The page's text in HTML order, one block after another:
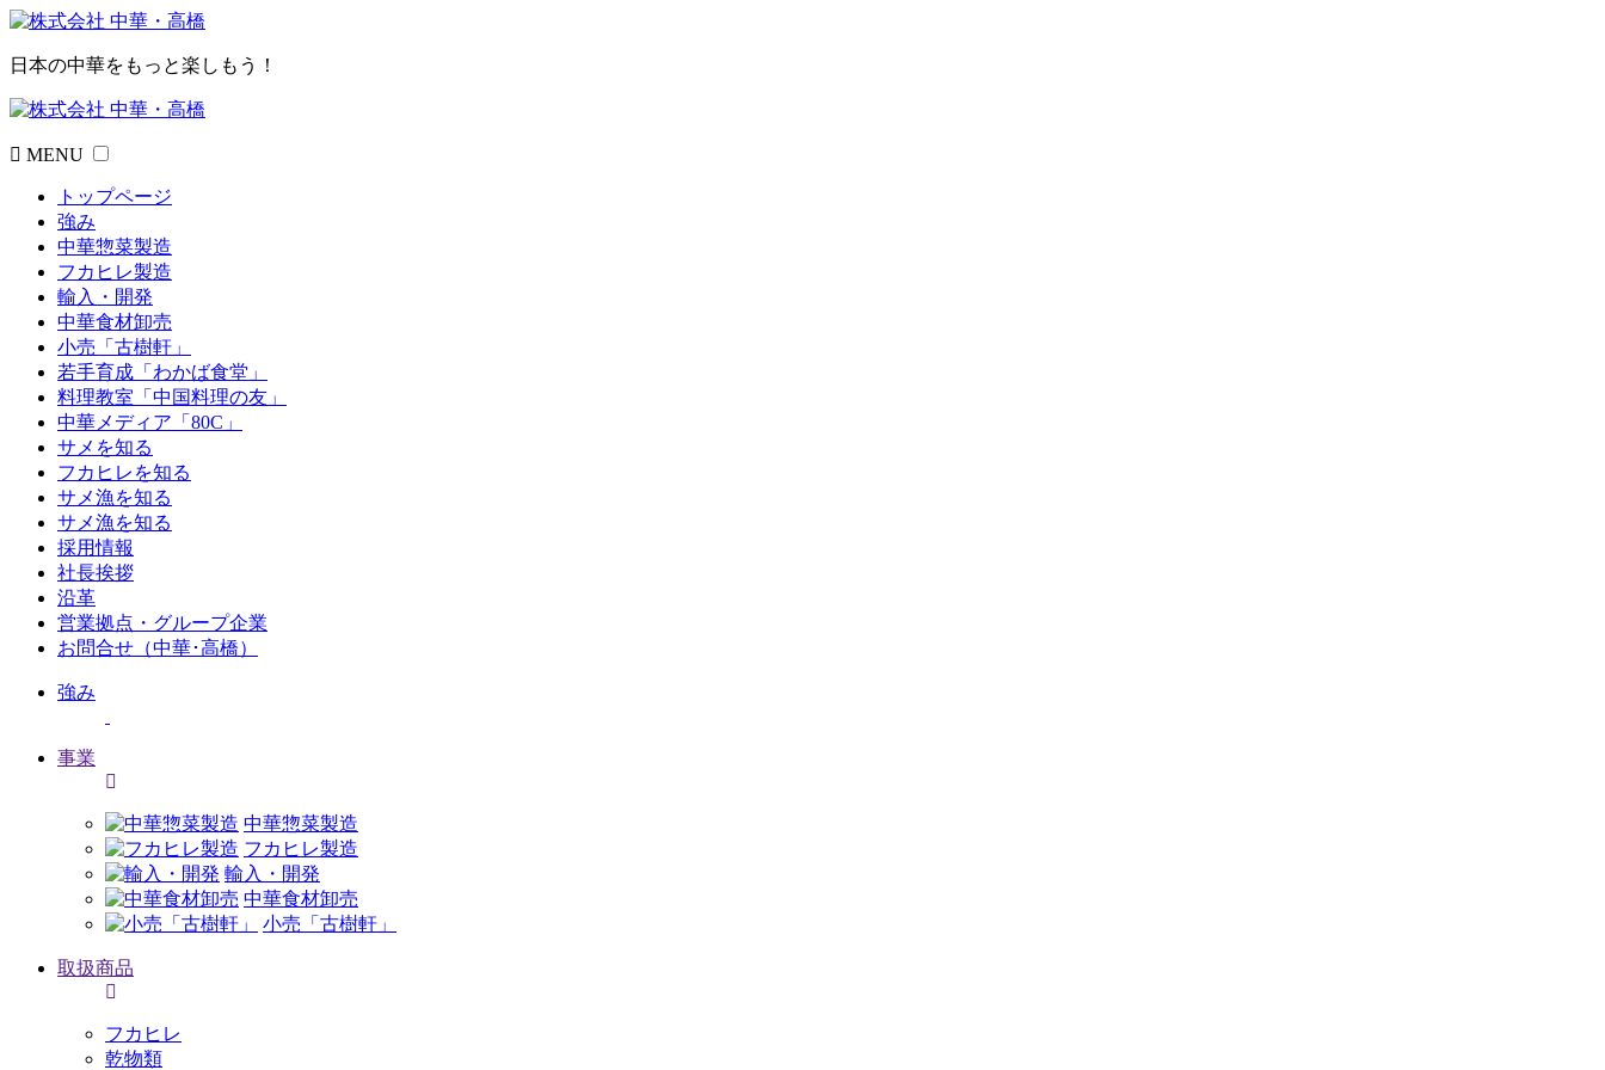
日本の中華をもっと楽しもう！
MENU
トップページ
強み
中華惣菜製造
フカヒレ製造
輸入・開発
中華食材卸売
小売「古樹軒」
若手育成「わかば食堂」
料理教室「中国料理の友」
中華メディア「80C」
サメを知る
フカヒレを知る
サメ漁を知る
サメ漁を知る
採用情報
社長挨拶
沿革
営業拠点・グループ企業
お問合せ（中華･高橋）
強み
事業
中華惣菜製造
フカヒレ製造
輸入・開発
中華食材卸売
小売「古樹軒」
取扱商品
フカヒレ
乾物類